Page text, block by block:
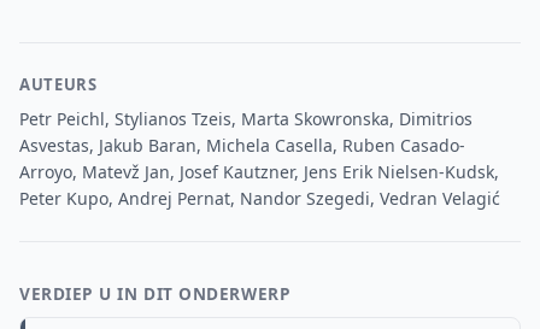
AUTEURS
Petr Peichl, Stylianos Tzeis, Marta Skowronska, Dimitrios
Asvestas, Jakub Baran, Michela Casella, Ruben Casado-
Arroyo, Matevž Jan, Josef Kautzner, Jens Erik Nielsen-Kudsk,
Peter Kupo, Andrej Pernat, Nandor Szegedi, Vedran Velagić
VERDIEP U IN DIT ONDERWERP